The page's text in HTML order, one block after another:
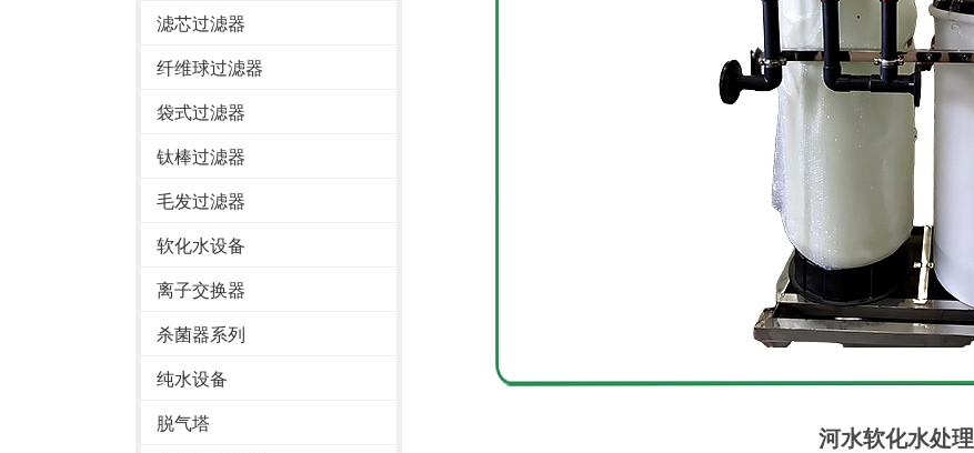
滤芯过滤器
纤维球过滤器
袋式过滤器
钛棒过滤器
毛发过滤器
软化水设备
离子交换器
杀菌器系列
纯水设备
脱气塔
河水软化水处理